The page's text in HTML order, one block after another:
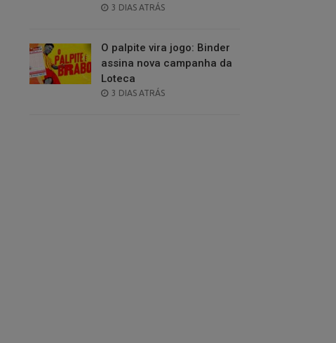
POSTED
3 DIAS ATRÁS
O palpite vira jogo: Binder
assina nova campanha da
Loteca
POSTED
3 DIAS ATRÁS